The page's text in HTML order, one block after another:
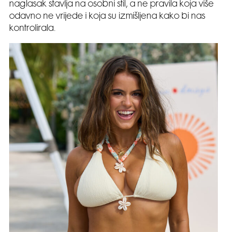
naglasak stavlja na osobni stil, a ne pravila koja više
odavno ne vrijede i koja su izmišljena kako bi nas
kontrolirala.